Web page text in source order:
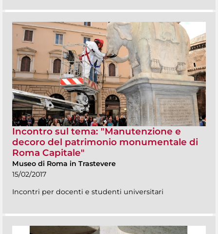
Incontro sul tema: "Manutenzione e
decoro del patrimonio monumentale di
Roma Capitale"
Museo di Roma in Trastevere
15/02/2017
Incontri per docenti e studenti universitari